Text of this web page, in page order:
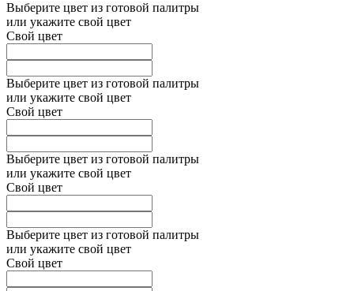
Выберите цвет из готовой палитры
или укажите свой цвет
Свой цвет
Выберите цвет из готовой палитры
или укажите свой цвет
Свой цвет
Выберите цвет из готовой палитры
или укажите свой цвет
Свой цвет
Выберите цвет из готовой палитры
или укажите свой цвет
Свой цвет